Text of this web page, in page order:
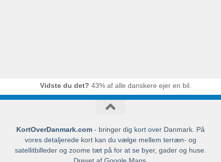
Vidste du det? 43% af alle danskere ejer en bil.
KortOverDanmark.com - bringer dig kort over Danmark. På
vores detaljerede kort kan du vælge mellem terræn- og
satellitbilleder og zoome tæt på for at se byer, gader og huse.